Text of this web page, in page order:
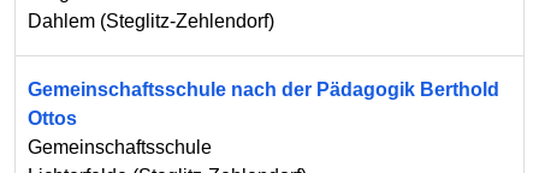
Dahlem (Steglitz-Zehlendorf)
Gemeinschaftsschule nach der Pädagogik Berthold
Ottos
Gemeinschaftsschule